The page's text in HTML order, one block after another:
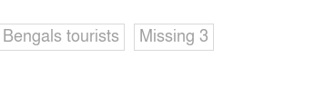
tourists Missing 3